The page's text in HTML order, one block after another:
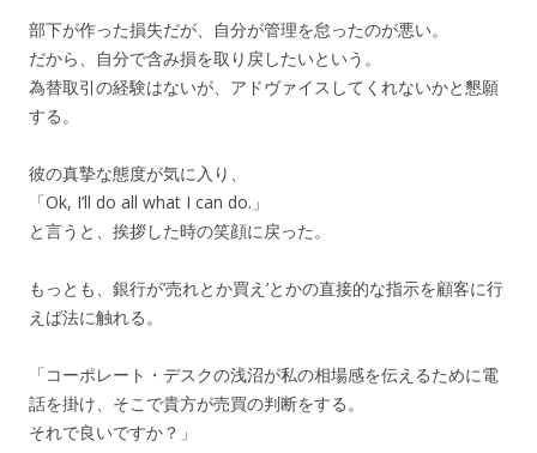
部下が作った損失だが、自分が管理を怠ったのが悪い。
だから、自分で含み損を取り戻したいという。
為替取引の経験はないが、アドヴァイスしてくれないかと懇願
する。
彼の真摯な態度が気に入り、
「Ok, I’ll do all what I can do.」
と言うと、挨拶した時の笑顔に戻った。
もっとも、銀行が’売れとか買え’とかの直接的な指示を顧客に行
えば法に触れる。
「コーポレート・デスクの浅沼が私の相場感を伝えるために電
話を掛け、そこで貴方が売買の判断をする。
それで良いですか？」